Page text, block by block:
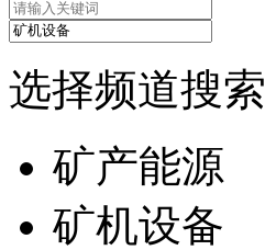
选择频道搜索
矿产能源
矿机设备